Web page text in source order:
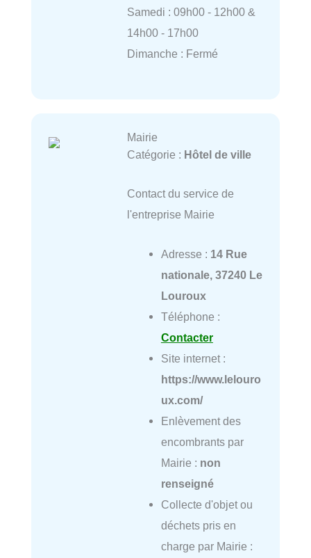
Samedi : 09h00 - 12h00 &
14h00 - 17h00
Dimanche : Fermé
Mairie
Catégorie : Hôtel de ville
Contact du service de
l'entreprise Mairie
Adresse : 14 Rue
nationale, 37240 Le
Louroux
Téléphone :
Contacter
Site internet :
https://www.lelouro
ux.com/
Enlèvement des
encombrants par
Mairie : non
renseigné
Collecte d'objet ou
déchets pris en
charge par Mairie :